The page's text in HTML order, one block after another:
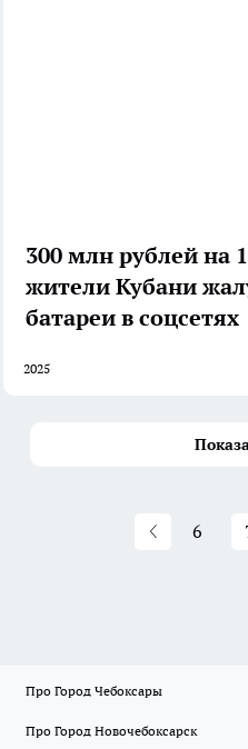
300 млн рублей на
жители Кубани
батареи в соцсетях
2025
6
Про Город Чебоксары
Про Город Новочебоксарск